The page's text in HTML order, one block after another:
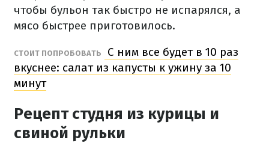
чтобы бульон так быстро не испарялся, а
мясо быстрее приготовилось.
СТОИТ ПОПРОБОВАТЬ
С ним все будет в 10 раз
вкуснее: салат из капусты к ужину за 10
минут
Рецепт студня из курицы и
свиной рульки